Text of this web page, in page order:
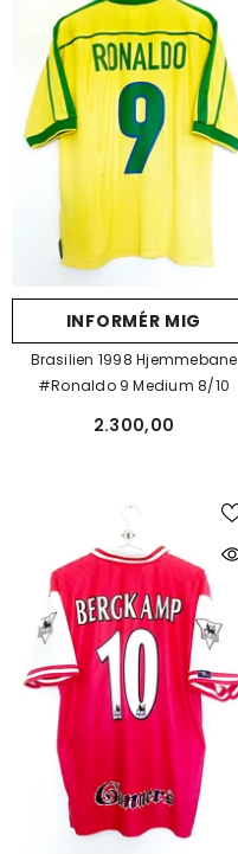
INFORMÉR MIG
Brasilien 1998 Hjemmebane
#Ronaldo 9 Medium 8/10
2.300,00